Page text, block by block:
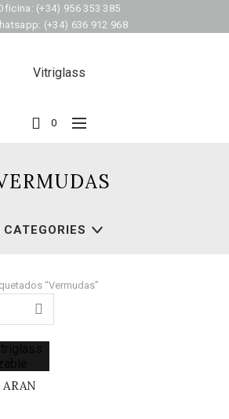
(+34) 956 353 385
(+34) 636 912 968
0
CATEGORIES
“Vermudas”